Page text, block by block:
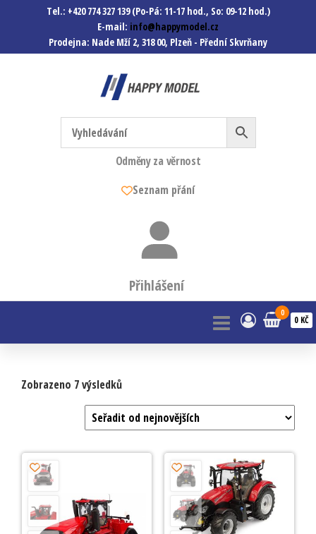
Tel.: +420 774 327 139 (Po-Pá: 11-17 hod., So: 09-12 hod.)
E-mail: info@happymodel.cz
Prodejna: Nade Mží 2, 318 00, Plzeň - Přední Skvrňany
Happymodel.cz
Modely autíček, modelová
železnice, mašinky, vagóny a
mnohem víc.
Odměny za věrnost
Seznam přání
Přihlášení
0
0 KČ
Zobrazeno 7 výsledků